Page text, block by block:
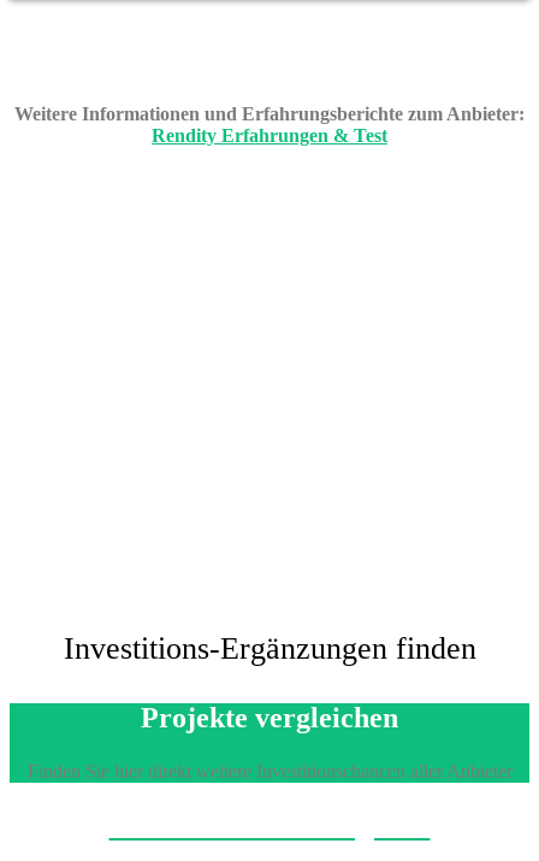
Weitere Informationen und Erfahrungsberichte zum Anbieter:
Rendity Erfahrungen & Test
Investitions-Ergänzungen finden
Projekte vergleichen
Finden Sie hier direkt weitere Investitionschancen aller Anbieter